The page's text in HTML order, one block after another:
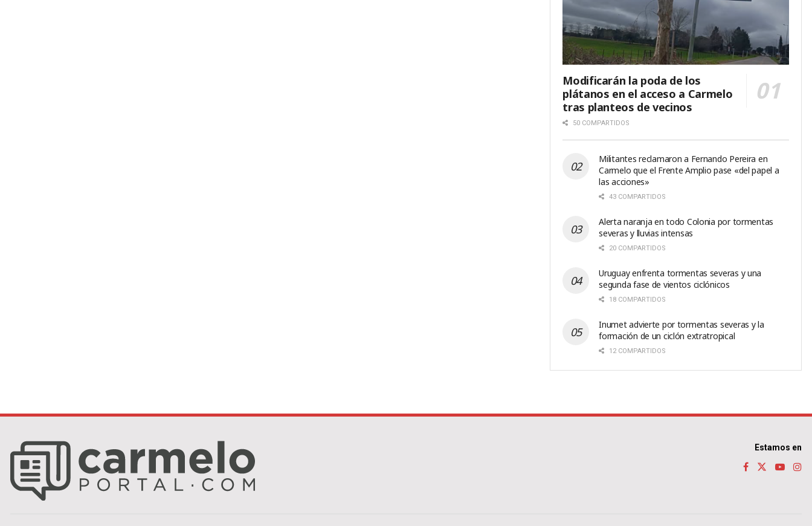
Modificarán la poda de los
plátanos en el acceso a Carmelo
tras planteos de vecinos
50 COMPARTIDOS
Militantes reclamaron a Fernando Pereira en
Carmelo que el Frente Amplio pase «del papel a
las acciones»
43 COMPARTIDOS
Alerta naranja en todo Colonia por tormentas
severas y lluvias intensas
20 COMPARTIDOS
Uruguay enfrenta tormentas severas y una
segunda fase de vientos ciclónicos
18 COMPARTIDOS
Inumet advierte por tormentas severas y la
formación de un ciclón extratropical
12 COMPARTIDOS
Estamos en